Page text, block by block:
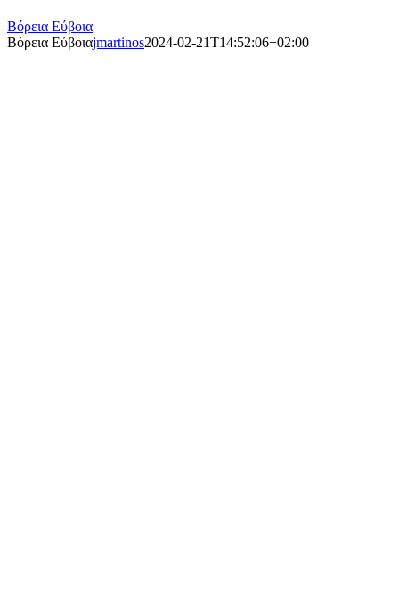
Βόρεια Εύβοια
Βόρεια Εύβοιαjmartinos2024-02-21T14:52:06+02:00